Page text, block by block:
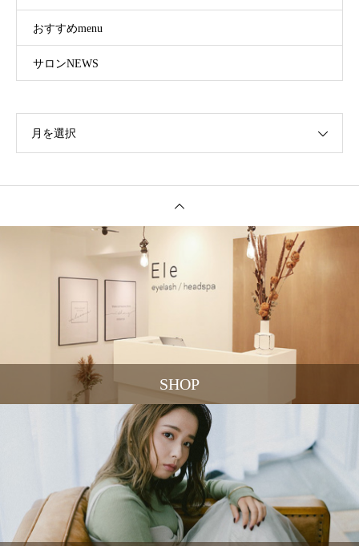
おすすめmenu
サロンNEWS
月を選択
SHOP